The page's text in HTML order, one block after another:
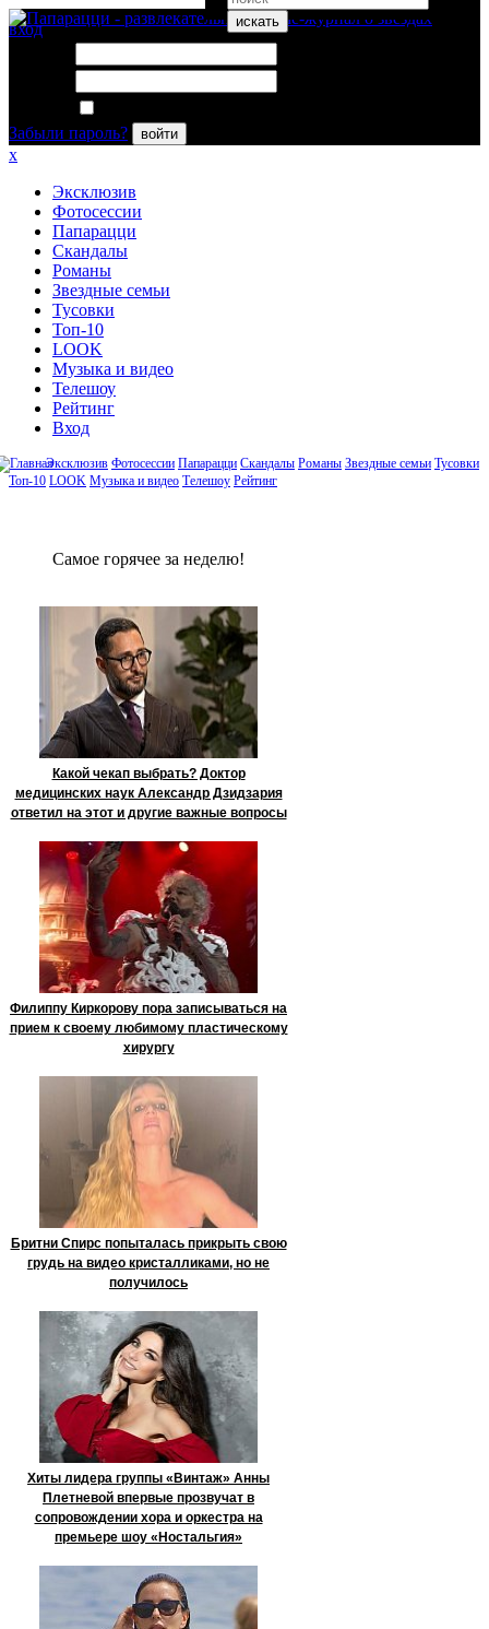
искать
вход
Забыли пароль?
войти
x
Эксклюзив
Фотосессии
Папарацци
Скандалы
Романы
Звездные семьи
Тусовки
Топ-10
LOOK
Музыка и видео
Телешоу
Рейтинг
Вход
Эксклюзив Фотосессии Папарацци Скандалы Романы Звездные семьи Тусовки
Топ-10 LOOK Музыка и видео Телешоу Рейтинг
Сaмое гoрячее за неделю!
Какой чекап выбрать? Доктор
медицинских наук Александр Дзидзария
ответил на этот и другие важные вопросы
Филиппу Киркорову пора записываться на
прием к своему любимому пластическому
хирургу
Бритни Спирс попыталась прикрыть свою
грудь на видео кристалликами, но не
получилось
Хиты лидера группы «Винтаж» Анны
Плетневой впервые прозвучат в
сопровождении хора и оркестра на
премьере шоу «Ностальгия»